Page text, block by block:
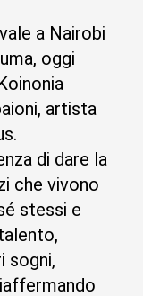
a Nairobi
oggi
artista
di dare la
che vivono
stessi e
sogni,